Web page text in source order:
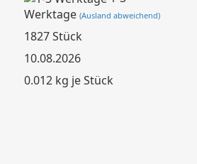
Werktage(Ausland abweichend)
1827Stück
10.08.2026
0.012 kg je Stück